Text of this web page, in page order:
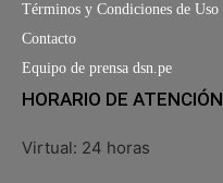
Términos y Condiciones de Uso
Contacto
Equipo de prensa dsn.pe
HORARIO DE ATENCIÓN
Virtual: 24 horas